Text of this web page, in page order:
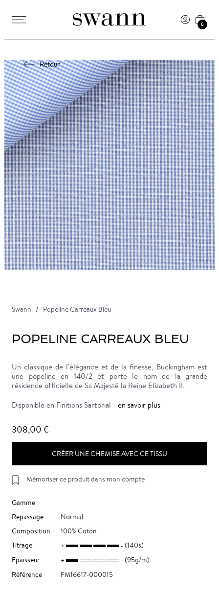
0
Retour
Swann Popeline Carreaux Bleu
POPELINE CARREAUX BLEU
Un classique de l'élégance et de la finesse, Buckingham est
une popeline en 140/2 et porte le nom de la grande
résidence officielle de Sa Majesté la Reine Elizabeth II.
Disponible en Finitions Sartorial - en savoir plus
308,00 €
CRÉER UNE CHEMISE AVEC CE TISSU
Mémoriser ce produit dans mon compte
Gamme
Repassage
Normal
Composition
100% Coton
Titrage
(140s)
Epaisseur
(95g/m)
Référence
FM16617-000015